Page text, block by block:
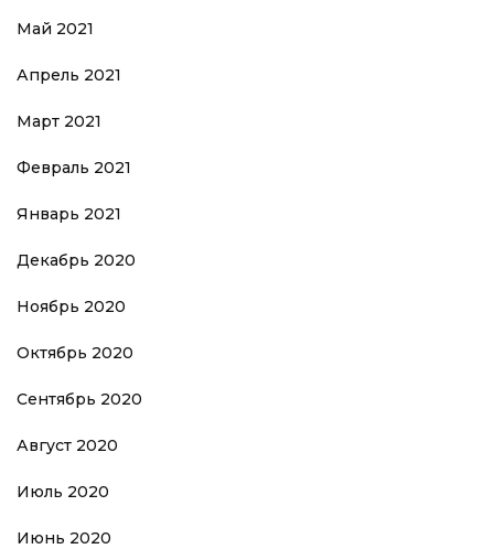
Май 2021
Апрель 2021
Март 2021
Февраль 2021
Январь 2021
Декабрь 2020
Ноябрь 2020
Октябрь 2020
Сентябрь 2020
Август 2020
Июль 2020
Июнь 2020